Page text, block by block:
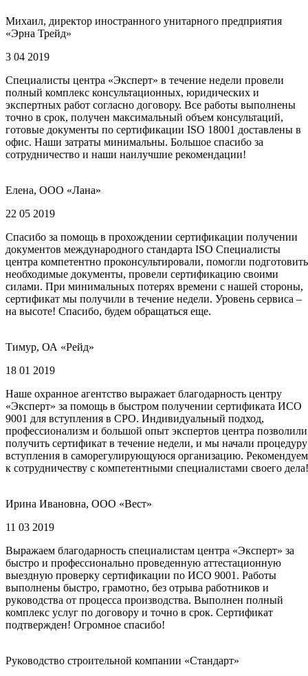
Михаил, директор иностранного унитарного предприятия
«Эрна Трейд»
3 04 2019
Специалисты центра «Эксперт» в течение недели провели
полный комплекс консультационных, юридических и
экспертных работ согласно договору. Все работы выполнены
точно в срок, получен максимальный объем консультаций,
готовые документы по сертификации ISO 18001 доставлены в
офис. Наши затраты минимальны. Большое спасибо за
сотрудничество и наши наилучшие рекомендации!
Елена, ООО «Лана»
22 05 2019
Спасибо за помощь в прохождении сертификации получении
документов международного стандарта ISO Специалисты
центра компетентно проконсультировали, помогли подготовить
необходимые документы, провели сертификацию своими
силами. При минимальных потерях времени с нашей стороны,
сертификат мы получили в течение недели. Уровень сервиса –
на высоте! Спасибо, будем обращаться еще.
Тимур, ОА «Рейд»
18 01 2019
Наше охранное агентство выражает благодарность центру
«Эксперт» за помощь в быстром получении сертификата ИСО
9001 для вступления в СРО. Индивидуальный подход,
профессионализм и большой опыт экспертов центра позволили
получить сертификат в течение недели, и мы начали процедуру
вступления в саморегулирующуюся организацию. Рекомендуем
к сотрудничеству с компетентными специалистами своего дела!
Ирина Ивановна, ООО «Вест»
11 03 2019
Выражаем благодарность специалистам центра «Эксперт» за
быстро и профессионально проведенную аттестационную
выездную проверку сертификации по ИСО 9001. Работы
выполнены быстро, грамотно, без отрыва работников и
руководства от процесса производства. Выполнен полный
комплекс услуг по договору и точно в срок. Сертификат
подтвержден! Огромное спасибо!
Руководство строительной компании «Стандарт»